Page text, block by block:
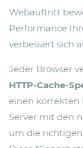
Webauftritt
Performance
verbessert sich
Jeder Browser
HTTP-Cache-
einen korrekten
Server mit den
um die richtigen